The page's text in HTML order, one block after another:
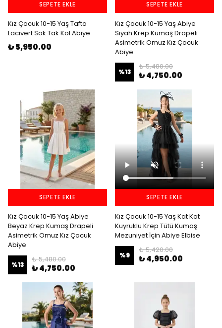
SEPETE EKLE
Kız Çocuk 10-15 Yaş Tafta
Lacivert Sök Tak Kol Abiye
₺ 5,950.00
SEPETE EKLE
Kız Çocuk 10-15 Yaş Abiye
Siyah Krep Kumaş Drapeli
Asimetrik Omuz Kız Çocuk
Abiye
%13
₺ 5,480.00
₺ 4,750.00
SEPETE EKLE
Kız Çocuk 10-15 Yaş Abiye
Beyaz Krep Kumaş Drapeli
Asimetrik Omuz Kız Çocuk
Abiye
%13
₺ 5,480.00
₺ 4,750.00
SEPETE EKLE
Kız Çocuk 10-15 Yaş Kat Kat
Kuyruklu Krep Tütü Kumaş
Mezuniyet İçin Abiye Elbise
%9
₺ 5,420.00
₺ 4,950.00